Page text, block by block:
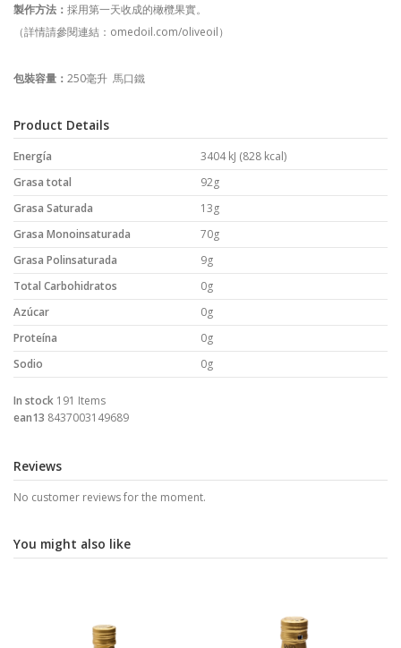
製作方法： 採用第一天收成的橄欖果實。
（詳情請參閱連結： omedoil.com/oliveoil）
包裝容量： 250毫升 馬口鐵
Product Details
Energía
3404 kJ (828 kcal)
Grasa total
92g
Grasa Saturada
13g
Grasa Monoinsaturada
70g
Grasa Polinsaturada
9g
Total Carbohidratos
0g
Azúcar
0g
Proteína
0g
Sodio
0g
In stock 191 Items
ean13 8437003149689
Reviews
No customer reviews for the moment.
You might also like